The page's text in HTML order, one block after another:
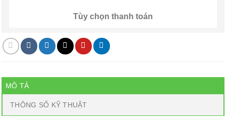
Tùy chọn thanh toán
MÔ TẢ
THÔNG SỐ KỸ THUẬT